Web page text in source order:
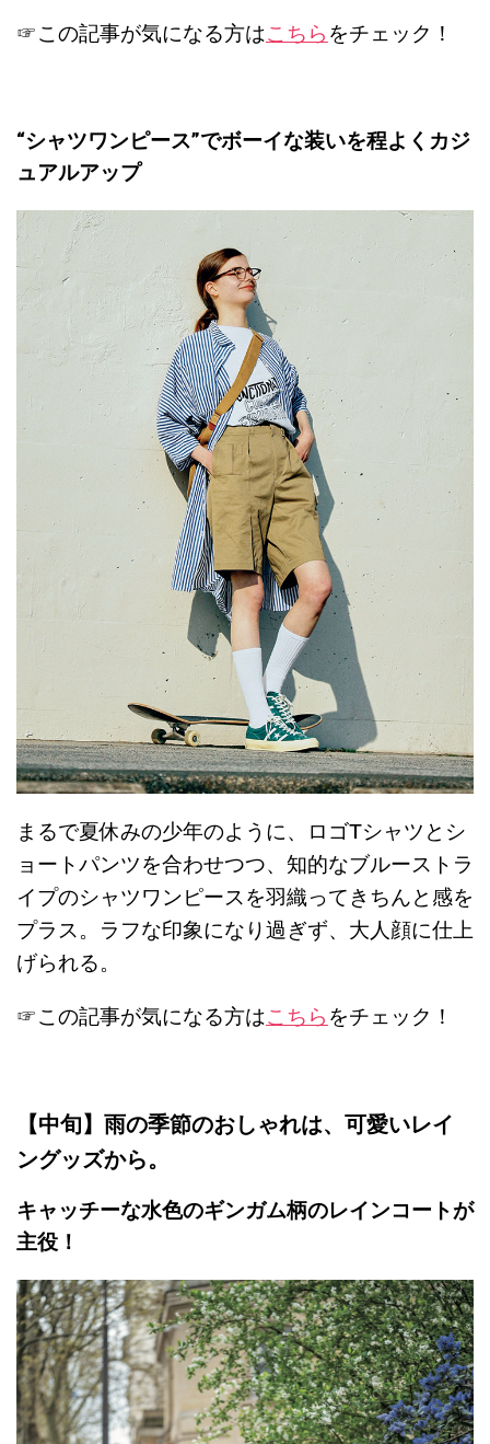
☞この記事が気になる方はこちらをチェック！
“シャツワンピース”でボーイな装いを程よくカジ
ュアルアップ
まるで夏休みの少年のように、ロゴTシャツとシ
ョートパンツを合わせつつ、知的なブルーストラ
イプのシャツワンピースを羽織ってきちんと感を
プラス。ラフな印象になり過ぎず、大人顔に仕上
げられる。
☞この記事が気になる方はこちらをチェック！
【中旬】雨の季節のおしゃれは、可愛いレイ
ングッズから。
キャッチーな水色のギンガム柄のレインコートが
主役！